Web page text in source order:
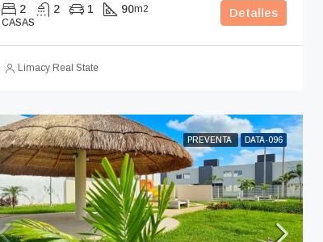
2 2 1 90m2
CASAS
Detalles
Limacy Real State
PREVENTA DATA-096